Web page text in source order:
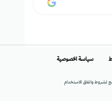
لشروط واتفاق الاستخدام
سياسة الخصوصية